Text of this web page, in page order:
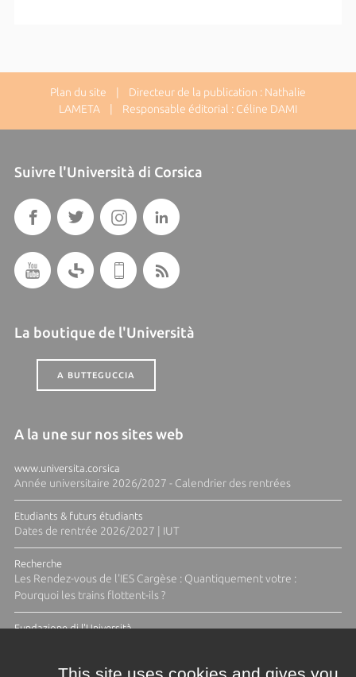
Plan du site | Directeur de la publication : Nathalie
LAMETA | Responsable éditorial : Céline DAMI
Suivre l'Università di Corsica
La boutique de l'Università
A BUTTEGUCCIA
A la une sur nos sites web
www.universita.corsica
Année universitaire 2026/2027 - Calendrier des rentrées
Etudiants & futurs étudiants
Dates de rentrée 2026/2027 | IUT
Recherche
Les Rendez-vous de l'IES Cargèse : Quantiquement votre :
Pourquoi les trains flottent-ils ?
Fundazione di l'Università